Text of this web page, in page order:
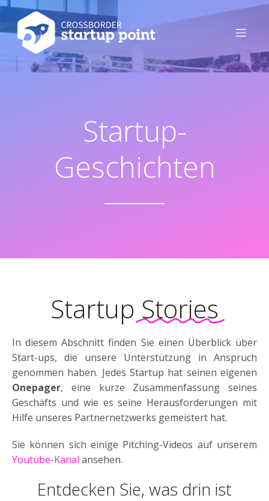
Startup-
Geschichten
Startup Stories
In diesem Abschnitt finden Sie einen Überblick über
Start-ups, die unsere Unterstützung in Anspruch
genommen haben. Jedes Startup hat seinen eigenen
Onepager, eine kurze Zusammenfassung seines
Geschäfts und wie es seine Herausforderungen mit
Hilfe unseres Partnernetzwerks gemeistert hat.
Sie können sich einige Pitching-Videos auf unserem
Youtube-Kanal ansehen.
Entdecken Sie, was drin ist